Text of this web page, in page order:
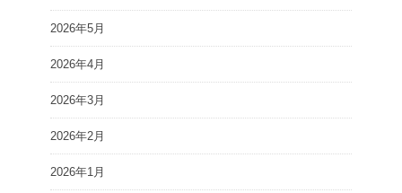
2026年5月
2026年4月
2026年3月
2026年2月
2026年1月